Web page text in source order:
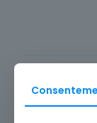
Carte postale